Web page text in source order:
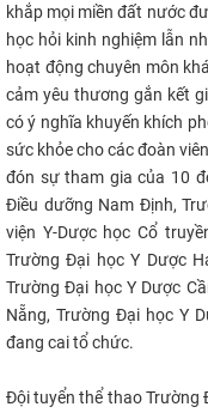
khắp mọi miền đất nước
học hỏi kinh nghiệm lẫn
hoạt động chuyên môn
cảm yêu thương gắn kết
có ý nghĩa khuyến khích
sức khỏe cho các đoàn
đón sự tham gia của 10
Điều dưỡng Nam Định,
viện Y-Dược học Cổ
Trường Đại học Y Dược
Trường Đại học Y Dược
Nẵng, Trường Đại học Y
đang cai tổ chức.
Đội tuyển thể thao Trường